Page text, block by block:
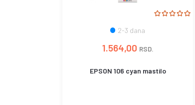
2-3 dana
1.564,00 RSD.
EPSON 106 cyan mastilo